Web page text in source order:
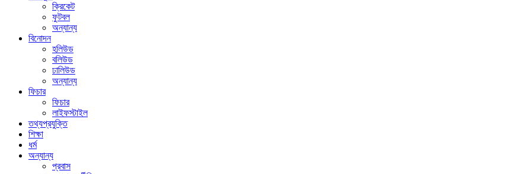
ক্রিকেট
ফুটবল
অন্যান্য
বিনোদন
হলিউড
বলিউড
ঢালিউড
অন্যান্য
ফিচার
ফিচার
লাইফস্টাইল
তথ্যপ্রযুক্তি
শিক্ষা
ধর্ম
অন্যান্য
প্রবাস